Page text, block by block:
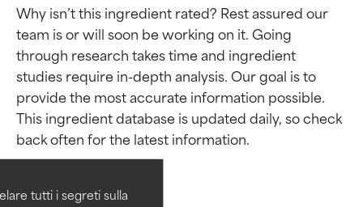
tutti i segreti sulla
Why isn’t this ingredient rated? Rest assured our
team is or will soon be working on it. Going
through research takes time and ingredient
studies require in-depth analysis. Our goal is to
provide the most accurate information possible.
This ingredient database is updated daily, so check
Valutazione degli
ingredienti
Comprovati e sostenuti da studi
Valutazione degli
ingredienti
Comprovati e sostenuti da studi